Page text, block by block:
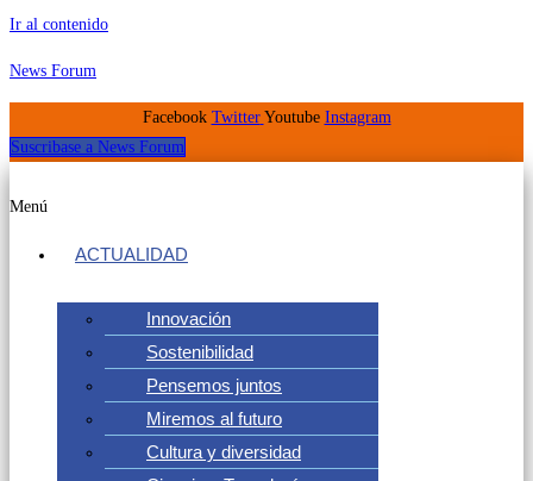
Ir al contenido
News Forum
Facebook Twitter Youtube Instagram
Suscribase a News Forum
Menú
ACTUALIDAD
Innovación
Sostenibilidad
Pensemos juntos
Miremos al futuro
Cultura y diversidad